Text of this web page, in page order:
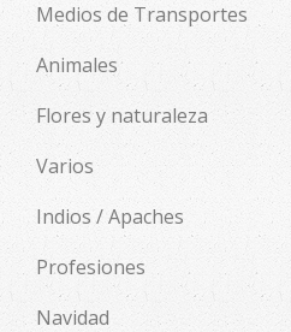
Medios de Transportes
Animales
Flores y naturaleza
Varios
Indios / Apaches
Profesiones
Navidad